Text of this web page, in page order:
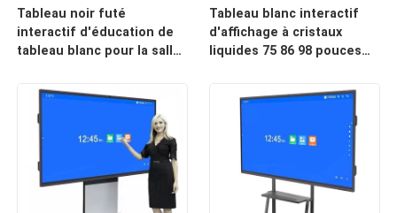
Tableau noir futé
interactif d'éducation de
tableau blanc pour la salle
Tableau blanc interactif
d'affichage à cristaux
liquides 75 86 98 pouces